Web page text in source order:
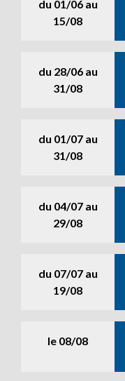
du 01/06au
15/08
du 28/06au
31/08
du 01/07au
31/08
du 04/07au
29/08
du 07/07au
19/08
le 08/08